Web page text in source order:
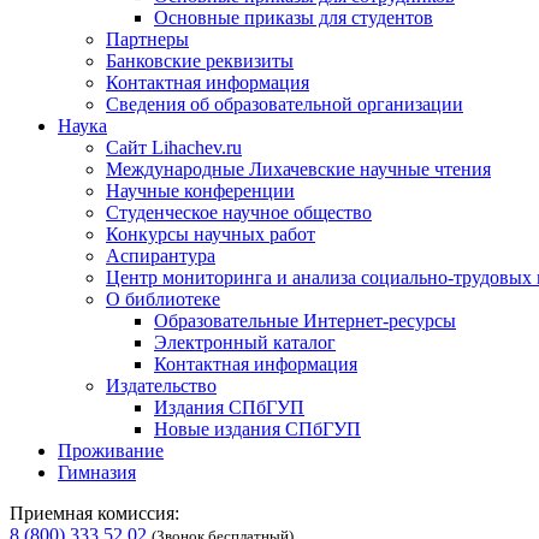
Основные приказы для студентов
Партнеры
Банковские реквизиты
Контактная информация
Сведения об образовательной организации
Наука
Сайт Lihachev.ru
Международные Лихачевские научные чтения
Научные конференции
Студенческое научное общество
Конкурсы научных работ
Аспирантура
Центр мониторинга и анализа социально-трудовых
О библиотеке
Образовательные Интернет-ресурсы
Электронный каталог
Контактная информация
Издательство
Издания СПбГУП
Новые издания СПбГУП
Проживание
Гимназия
Приемная комиссия:
8 (800) 333 52 02